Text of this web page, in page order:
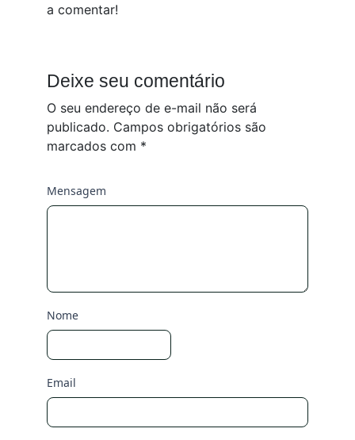
a comentar!
Deixe seu comentário
O seu endereço de e-mail não será
publicado. Campos obrigatórios são
marcados com *
Mensagem
Nome
Email